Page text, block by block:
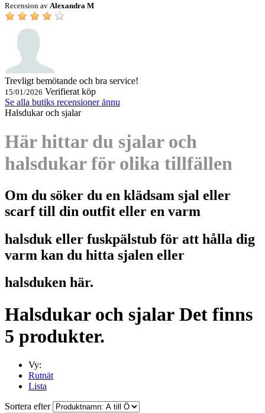
Recension av Alexandra M
Trevligt bemötande och bra service!
15/01/2026 Verifierat köp
Se alla butiks recensioner ännu
Halsdukar och sjalar
Här hittar du sjalar och
halsdukar för olika tillfällen
Om du söker du en klädsam sjal eller
scarf till din outfit eller en varm
halsduk eller fuskpälstub för att hålla dig
varm kan du hitta sjalen eller
halsduken här.
Halsdukar och sjalar Det finns
5 produkter.
Vy:
Rutnät
Lista
Sortera efter